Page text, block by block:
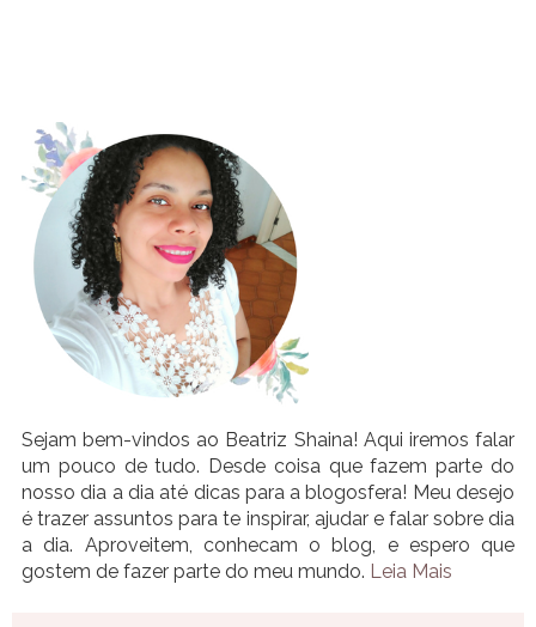
Sejam bem-vindos ao Beatriz Shaina! Aqui iremos falar
um pouco de tudo. Desde coisa que fazem parte do
nosso dia a dia até dicas para a blogosfera! Meu desejo
é trazer assuntos para te inspirar, ajudar e falar sobre dia
a dia. Aproveitem, conhecam o blog, e espero que
gostem de fazer parte do meu mundo. Leia Mais